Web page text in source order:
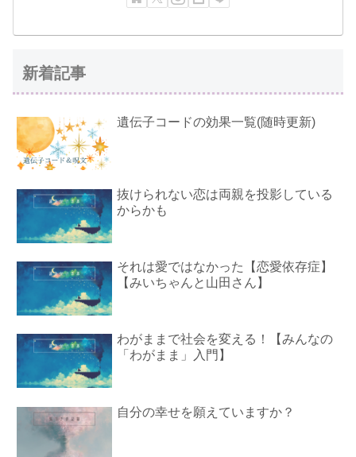
新着記事
遺伝子コードの効果一覧(随時更新)
抜けられない恋は両親を投影している
からかも
それは愛ではなかった【恋愛依存症】
【みいちゃんと山田さん】
わがままで社会を変える！【みんなの
「わがまま」入門】
自分の幸せを願えていますか？